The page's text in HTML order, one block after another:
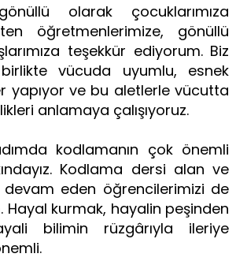
olarak çocuklarımıza
öğretmenlerimize, gönüllü
teşekkür ediyorum. Biz
vücuda uyumlu, esnek
yapıyor ve bu aletlerle vücutta
anlamaya çalışıyoruz.
kodlamanın çok önemli
Kodlama dersi alan ve
eden öğrencilerimizi de
Hayal kurmak, hayalin peşinden
bilimin rüzgârıyla ileriye